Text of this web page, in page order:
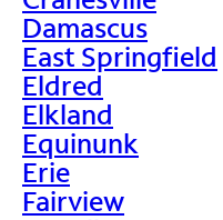
Damascus
East Springfield
Eldred
Elkland
Equinunk
Erie
Fairview